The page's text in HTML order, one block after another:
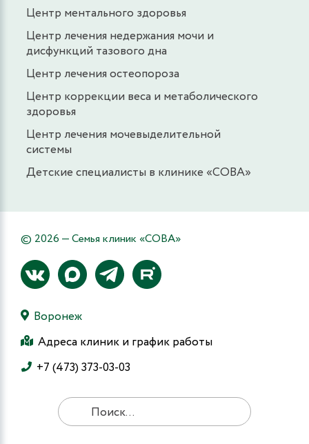
Центр ментального здоровья
Центр лечения недержания мочи и
дисфункций тазового дна
Центр лечения остеопороза
Центр коррекции веса и метаболического
здоровья
Центр лечения мочевыделительной
системы
Детские специалисты в клинике «СОВА»
© 2026 — Семья клиник «СОВА»
Воронеж
Адреса клиник и график работы
+7 (473) 373-03-03